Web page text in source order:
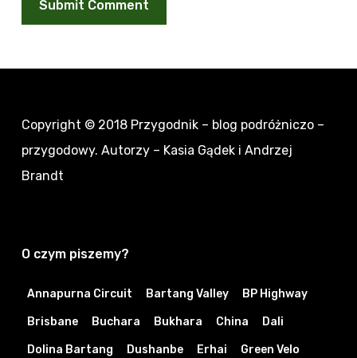
Copyright © 2018 Przygodnik – blog podróżniczo –
przygodowy. Autorzy – Kasia Gądek i Andrzej
Brandt
O czym piszemy?
Annapurna Circuit Bartang Valley BP Highway
Brisbane Buchara Bukhara China Dali
Dolina Bartang Dushanbe Erhai Green Velo